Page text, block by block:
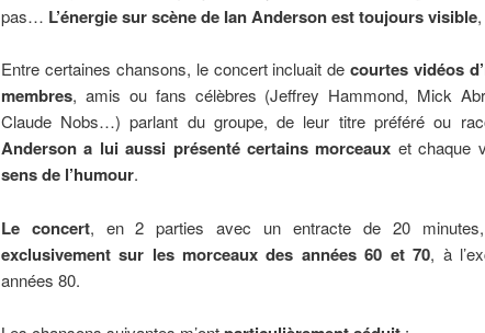
pas… L’énergie sur scène de Ian Anderson est toujours visible
Entre certaines chansons, le concert incluait decourtes vidéos
membres, amis ou fans célèbres (Jeffrey Hammond, Mick
Claude Nobs…) parlant du groupe, de leur titre préféré ou
Anderson a lui aussi présenté certains morceaux et chaque
sens de l’humour.
Le concert, en 2 parties avec un entracte de 20
exclusivement sur les morceaux des années 60 et 70, à
années 80.